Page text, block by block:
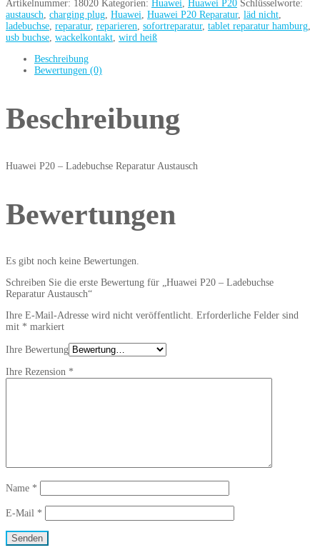
Artikelnummer: 18020 Kategorien: Huawei, Huawei P20 Schlüsselworte:
austausch, charging plug, Huawei, Huawei P20 Reparatur, läd nicht,
ladebuchse, reparatur, reparieren, sofortreparatur, tablet reparatur hamburg,
usb buchse, wackelkontakt, wird heiß
Beschreibung
Bewertungen (0)
Beschreibung
Huawei P20 – Ladebuchse Reparatur Austausch
Bewertungen
Es gibt noch keine Bewertungen.
Schreiben Sie die erste Bewertung für „Huawei P20 – Ladebuchse
Reparatur Austausch“
Ihre E-Mail-Adresse wird nicht veröffentlicht. Erforderliche Felder sind
mit * markiert
Ihre Bewertung
Ihre Rezension *
Name *
E-Mail *